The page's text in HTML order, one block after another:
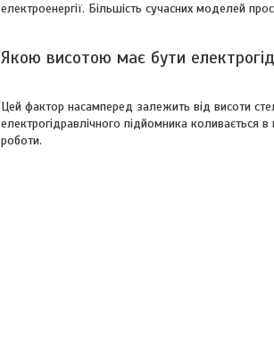
електроенергії. Більшість сучасних моделей
Якою висотою має бути
Цей фактор насамперед залежить від висоти
електрогідравлічного підйомника
роботи.